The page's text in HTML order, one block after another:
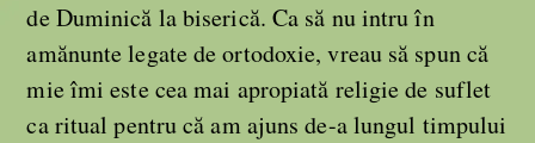
de Duminică la biserică. Ca să nu intru în
amănunte legate de ortodoxie, vreau să spun că
mie îmi este cea mai apropiată religie de suflet
ca ritual pentru că am ajuns de-a lungul timpului